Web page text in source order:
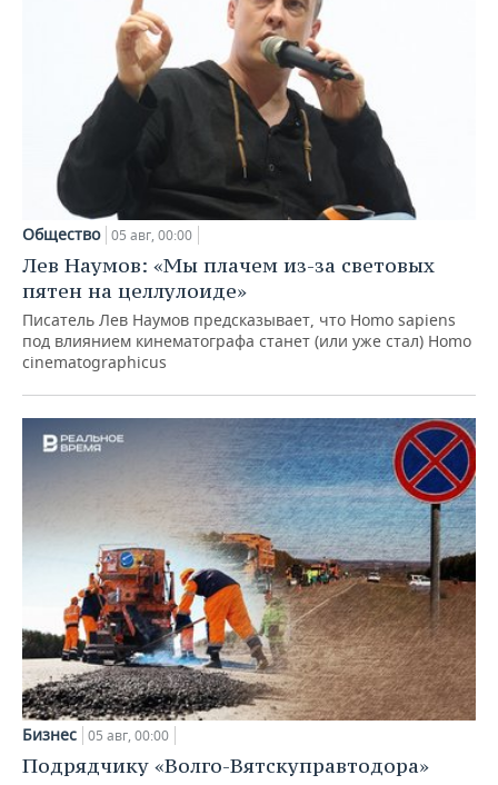
Общество 05 авг, 00:00
Лев Наумов: «Мы плачем из-за световых
пятен на целлулоиде»
Писатель Лев Наумов предсказывает, что Homo sapiens
под влиянием кинематографа станет (или уже стал) Homo
cinematographicus
Бизнес 05 авг, 00:00
Подрядчику «Волго-Вятскуправтодора»